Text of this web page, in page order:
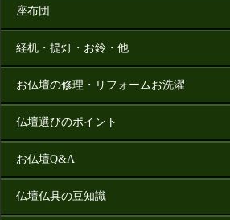
座布団
経机・提灯・お鈴・他
お仏壇の修理・リフォームお洗濯
仏壇選びのポイント
お仏壇Q&A
仏壇仏具の豆知識